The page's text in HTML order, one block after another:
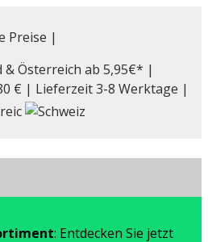
Preise |
Österreich ab 5,95€* |
€ | Lieferzeit 3-8 Werktage |
: Entdecken Sie jetzt